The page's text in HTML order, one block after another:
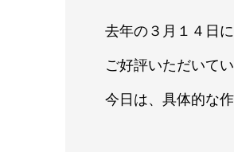
去年の３月１４日
ご好評いただいて
今日は、具体的な